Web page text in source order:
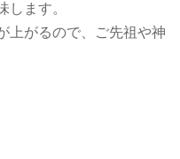
します。
上がるので、ご先祖や神